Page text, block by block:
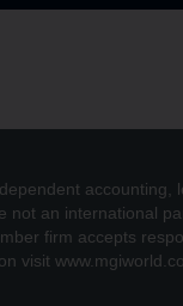
not an international
firm accepts
visit